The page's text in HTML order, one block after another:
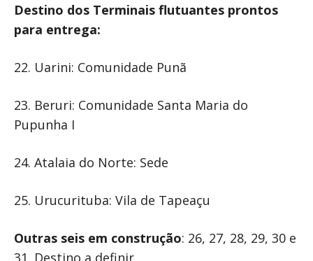
Destino dos Terminais flutuantes prontos
para entrega:
22. Uarini: Comunidade Punã
23. Beruri: Comunidade Santa Maria do
Pupunha I
24. Atalaia do Norte: Sede
25. Urucurituba: Vila de Tapeaçu
Outras seis em construção: 26, 27, 28, 29, 30 e